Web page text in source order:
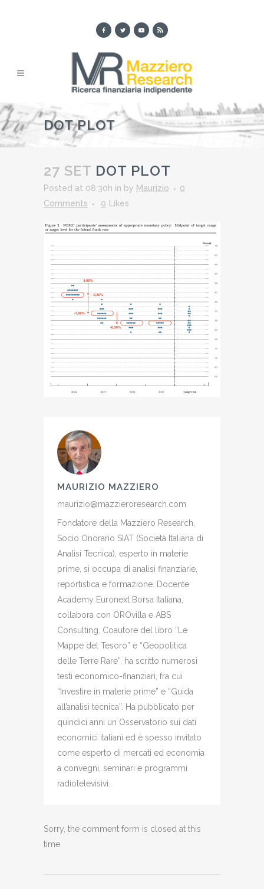
DOT PLOT
27 SET DOT PLOT
Posted at 08:30h in by Maurizio
0
Comments
0 Likes
MAURIZIO MAZZIERO
maurizio@mazzieroresearch.com
Fondatore della Mazziero Research,
Socio Onorario SIAT (Società Italiana di
Analisi Tecnica), esperto in materie
prime, si occupa di analisi finanziarie,
reportistica e formazione. Docente
Academy Euronext Borsa Italiana,
collabora con OROvilla e ABS
Consulting. Coautore del libro “Le
Mappe del Tesoro” e “Geopolitica
delle Terre Rare”, ha scritto numerosi
testi economico-finanziari, fra cui
“Investire in materie prime” e “Guida
all’analisi tecnica”. Ha pubblicato per
quindici anni un Osservatorio sui dati
economici italiani ed è spesso invitato
come esperto di mercati ed economia
a convegni, seminari e programmi
radiotelevisivi.
Sorry, the comment form is closed at this
time.